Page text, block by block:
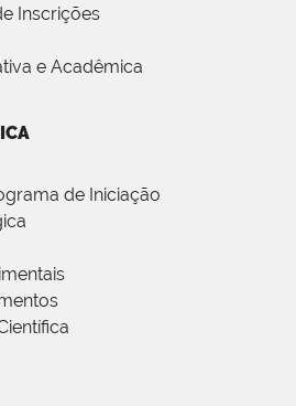
Inscrições
e Acadêmica
de Iniciação